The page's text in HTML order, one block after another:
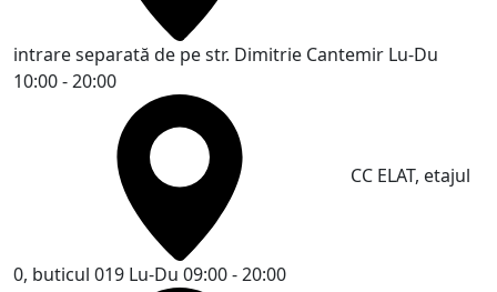
intrare separată de pe str. Dimitrie Cantemir Lu-Du
10:00 - 20:00
CC ELAT, etajul
0, buticul 019 Lu-Du 09:00 - 20:00